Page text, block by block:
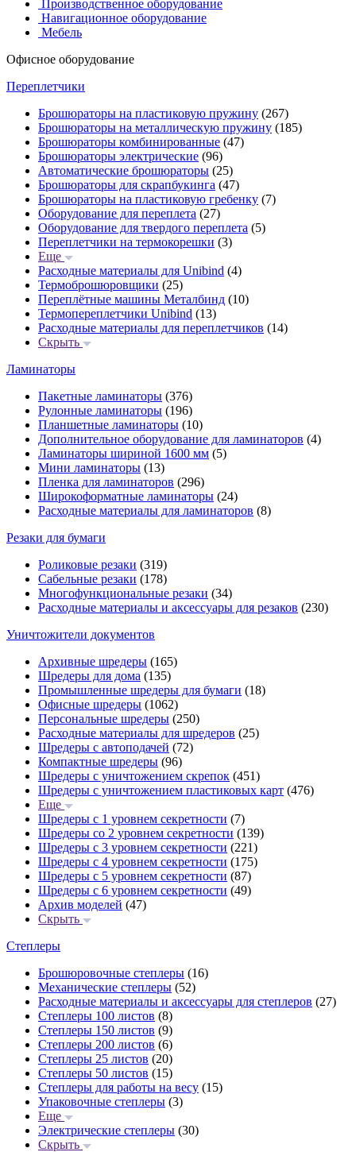
Производственное оборудование
Навигационное оборудование
Мебель
Офисное оборудование
Переплетчики
Брошюраторы на пластиковую пружину (267)
Брошюраторы на металлическую пружину (185)
Брошюраторы комбинированные (47)
Брошюраторы электрические (96)
Автоматические брошюраторы (25)
Брошюраторы для скрапбукинга (47)
Брошюраторы на пластиковую гребенку (7)
Оборудование для переплета (27)
Оборудование для твердого переплета (5)
Переплетчики на термокорешки (3)
Еще
Расходные материалы для Unibind (4)
Термоброшюровщики (25)
Переплётные машины Металбинд (10)
Термопереплетчики Unibind (13)
Расходные материалы для переплетчиков (14)
Скрыть
Ламинаторы
Пакетные ламинаторы (376)
Рулонные ламинаторы (196)
Планшетные ламинаторы (10)
Дополнительное оборудование для ламинаторов (4)
Ламинаторы шириной 1600 мм (5)
Мини ламинаторы (13)
Пленка для ламинаторов (296)
Широкоформатные ламинаторы (24)
Расходные материалы для ламинаторов (8)
Резаки для бумаги
Роликовые резаки (319)
Сабельные резаки (178)
Многофункциональные резаки (34)
Расходные материалы и аксессуары для резаков (230)
Уничтожители документов
Архивные шредеры (165)
Шредеры для дома (135)
Промышленные шредеры для бумаги (18)
Офисные шредеры (1062)
Персональные шредеры (250)
Расходные материалы для шредеров (25)
Шредеры с автоподачей (72)
Компактные шредеры (96)
Шредеры с уничтожением скрепок (451)
Шредеры с уничтожением пластиковых карт (476)
Еще
Шредеры с 1 уровнем секретности (7)
Шредеры со 2 уровнем секретности (139)
Шредеры с 3 уровнем секретности (221)
Шредеры с 4 уровнем секретности (175)
Шредеры с 5 уровнем секретности (87)
Шредеры с 6 уровнем секретности (49)
Архив моделей (47)
Скрыть
Степлеры
Брошюровочные степлеры (16)
Механические степлеры (52)
Расходные материалы и аксессуары для степлеров (27)
Степлеры 100 листов (8)
Степлеры 150 листов (9)
Степлеры 200 листов (6)
Степлеры 25 листов (20)
Степлеры 50 листов (15)
Степлеры для работы на весу (15)
Упаковочные степлеры (3)
Еще
Электрические степлеры (30)
Скрыть